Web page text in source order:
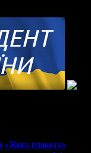
«Жива планета»